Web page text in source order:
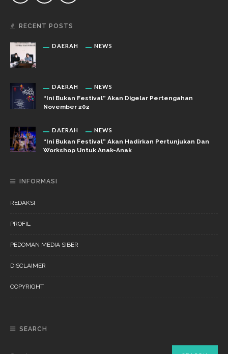
RECENT POSTS
DAERAH NEWS
DAERAH NEWS
“Ini Bukan Festival” Akan Digelar Pertengahan
November 202
DAERAH NEWS
“Ini Bukan Festival” Akan Hadirkan Pertunjukan Dan
Workshop Untuk Anak-Anak
INFORMASI
REDAKSI
PROFIL
PEDOMAN MEDIA SIBER
DISCLAIMER
COPYRIGHT
SEARCH